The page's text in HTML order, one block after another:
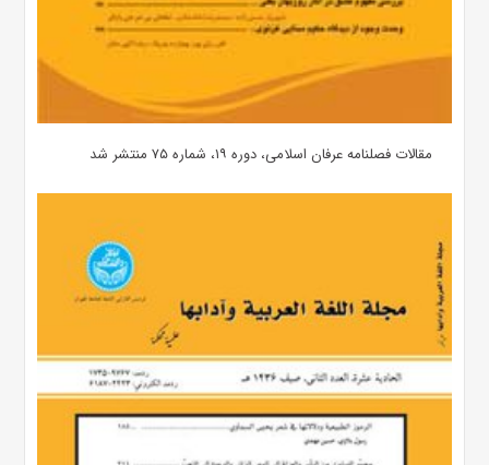
مقالات فصلنامه عرفان اسلامی، دوره ۱۹، شماره ۷۵ منتشر شد